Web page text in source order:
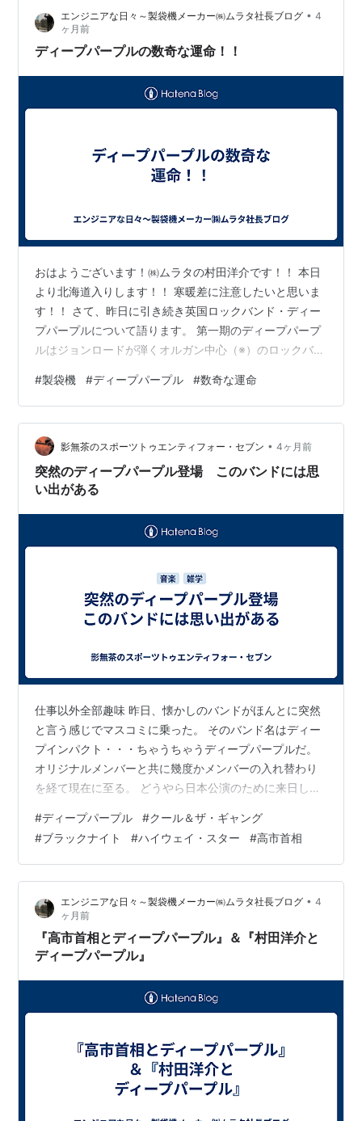
高市首相は今、戦後稀に見る強力な権力基盤の上に立っ
ています。その自信は、官邸にディープ・パープル…
エンジニアな日々～製袋機メーカー㈱ムラタ社長ブログ • 4
ヶ月前
ディープパープルの数奇な運命！！
おはようございます！㈱ムラタの村田洋介です！！ 本日
より北海道入りします！！ 寒暖差に注意したいと思いま
す！！ さて、昨日に引き続き英国ロックバンド・ディー
プパープルについて語ります。 第一期のディープパープ
ルはジョンロードが弾くオルガン中心（※）のロックバン
なるとリッチ・ブラックモアのギターとの掛け合いが生
まれ、世間の注目はギターへと移ってきます。 その後は
メンバー間の不仲に始まり、脱退者が出てきます。 ただ
このバンドの数奇な運命は同じイギリスのバンド『ブラ
ックサバス』、『レインボー』との間でメンバーの行き
来が行われ、バンドが存続し続ける…
#製袋機 #ディープパープル #数奇な運命
影無茶のスポーツトゥエンティフォー・セブン • 4ヶ月前
突然のディープパープル登場 このバンドには思
い出がある
仕事以外全部趣味 昨日、懐かしのバンドがほんとに突然
と言う感じでマスコミに乗った。 そのバンド名はディー
プインパクト・・・ちゃうちゃうディープパープルだ。
オリジナルメンバーと共に幾度かメンバーの入れ替わり
を経て現在に至る。 どうやら日本公演のために来日して
だったらしい。 まあ人気取りの側面もあるだろうが、総
理はバンドの中でもディープパープルが特に好きなよう
だから、それはまあどっちでも良い。 今回これを取上げ
たのはそういうことではない。 私が中坊の頃、多くの人
が通った道だと思うがＦＭでエアチェックを行ってい
た。 当時は一旦曲名を聞き逃したら、そ…
#ディープパープル #クール＆ザ・ギャング
#ブラックナイト #ハイウェイ・スター #高市首相
エンジニアな日々～製袋機メーカー㈱ムラタ社長ブログ • 4
ヶ月前
『高市首相とディープパープル』＆『村田洋介と
ディープパープル』